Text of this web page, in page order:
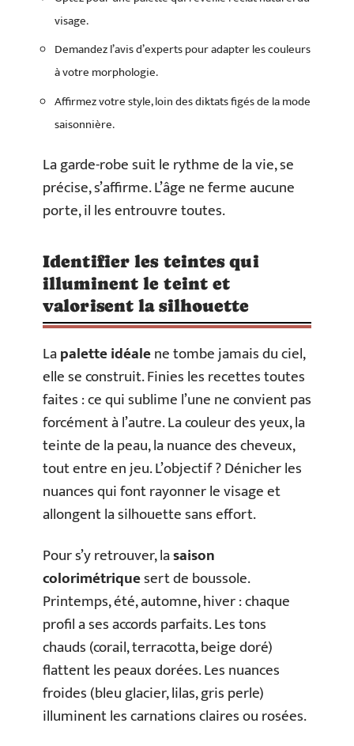
visage.
Demandez l’avis d’experts pour adapter les couleurs
à votre morphologie.
Affirmez votre style, loin des diktats figés de la mode
saisonnière.
La garde-robe suit le rythme de la vie, se
précise, s’affirme. L’âge ne ferme aucune
porte, il les entrouvre toutes.
Identifier les teintes qui
illuminent le teint et
valorisent la silhouette
Lapalette idéalene tombe jamais du ciel,
elle se construit. Finies les recettes toutes
faites : ce qui sublime l’une ne convient pas
forcément à l’autre. La couleur des yeux, la
teinte de la peau, la nuance des cheveux,
tout entre en jeu. L’objectif ? Dénicher les
nuances qui font rayonner le visage et
allongent la silhouette sans effort.
Pour s’y retrouver, lasaison
colorimétriquesert de boussole.
Printemps, été, automne, hiver : chaque
profil a ses accords parfaits. Les tons
chauds (corail, terracotta, beige doré)
flattent les peaux dorées. Les nuances
froides (bleu glacier, lilas, gris perle)
illuminent les carnations claires ou rosées.